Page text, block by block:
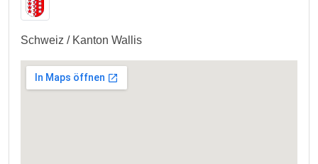
Schweiz / Kanton Wallis